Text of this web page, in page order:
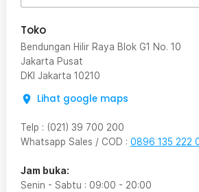
Toko
Bendungan Hilir Raya Blok G1 No. 10
Jakarta Pusat
DKI Jakarta 10210
Lihat google maps
Telp : (021) 39 700 200
Whatsapp Sales / COD : 0896 135 222
Jam buka:
Senin - Sabtu : 09:00 - 20:00